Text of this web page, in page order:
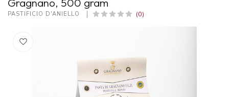
PASTIFICIO D'ANIELLO (0)